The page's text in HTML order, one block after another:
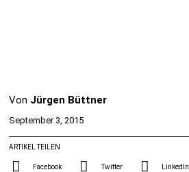
Von Jürgen Büttner
September 3, 2015
ARTIKEL TEILEN
Facebook Twitter LinkedIn